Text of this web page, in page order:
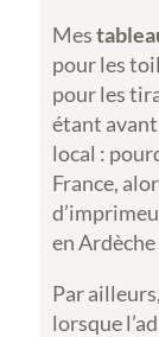
Mes
pour les
pour les
étant
local :
France,
en Ardèche
Par
lorsque